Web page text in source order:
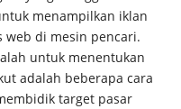
menampilkan iklan
web di mesin pencari.
untuk menentukan
adalah beberapa cara
target pasar